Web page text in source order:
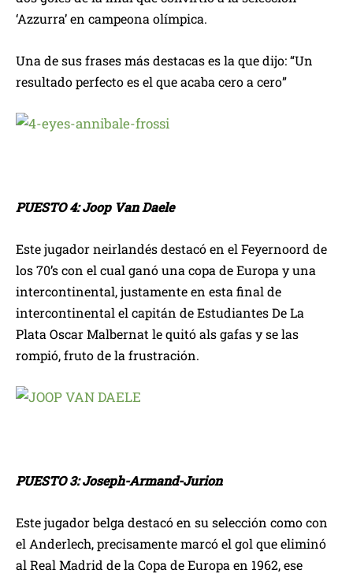
‘Azzurra’ en campeona olímpica.
Una de sus frases más destacas es la que dijo: “Un
resultado perfecto es el que acaba cero a cero”
PUESTO 4: Joop Van Daele
Este jugador neirlandés destacó en el Feyernoord de
los 70’s con el cual ganó una copa de Europa y una
intercontinental, justamente en esta final de
intercontinental el capitán de Estudiantes De La
Plata Oscar Malbernat le quitó als gafas y se las
rompió, fruto de la frustración.
PUESTO 3: Joseph-Armand-Jurion
Este jugador belga destacó en su selección como con
el Anderlech, precisamente marcó el gol que eliminó
al Real Madrid de la Copa de Europa en 1962, ese